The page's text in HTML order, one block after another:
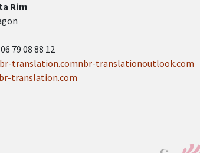
Rim
79 08 88 12
translation.comnbr-translationoutlook.com
translation.com